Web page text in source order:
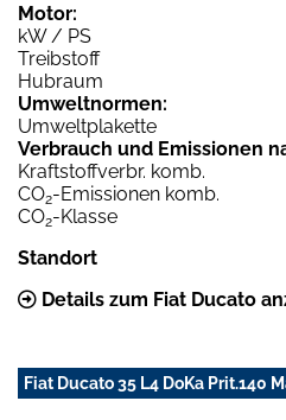
Motor:
kW / PS
Treibstoff
Hubraum
Umweltnormen:
Umweltplakette
Verbrauch und Emissionen
Kraftstoffverbr. komb.
CO2-Emissionen komb.
CO2-Klasse
Standort
Details zum Fiat Ducato
Fiat Ducato 35 L4 DoKa Prit.140